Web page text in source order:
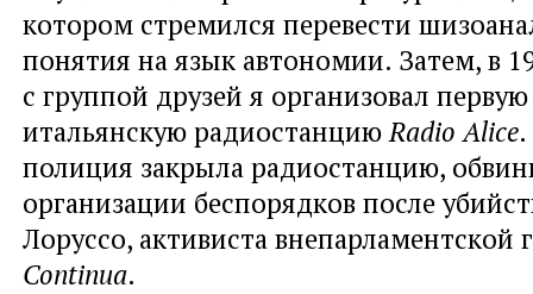
котором стремился перевести
понятия на язык автономии. Затем, в
с группой друзей я организовал
итальянскую радиостанциюRadio Alice
полиция закрыла радиостанцию,
организации беспорядков после
Лоруссо, активиста
Continua.